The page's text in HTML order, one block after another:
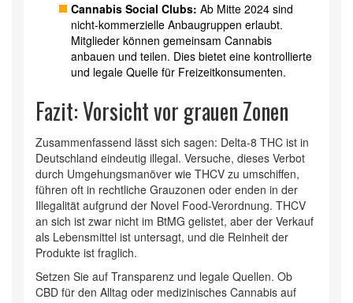
Cannabis Social Clubs: Ab Mitte 2024 sind
nicht-kommerzielle Anbaugruppen erlaubt.
Mitglieder können gemeinsam Cannabis
anbauen und teilen. Dies bietet eine kontrollierte
und legale Quelle für Freizeitkonsumenten.
Fazit: Vorsicht vor grauen Zonen
Zusammenfassend lässt sich sagen: Delta-8 THC ist in
Deutschland eindeutig illegal. Versuche, dieses Verbot
durch Umgehungsmanöver wie THCV zu umschiffen,
führen oft in rechtliche Grauzonen oder enden in der
Illegalität aufgrund der Novel Food-Verordnung. THCV
an sich ist zwar nicht im BtMG gelistet, aber der Verkauf
als Lebensmittel ist untersagt, und die Reinheit der
Produkte ist fraglich.
Setzen Sie auf Transparenz und legale Quellen. Ob
CBD für den Alltag oder medizinisches Cannabis auf